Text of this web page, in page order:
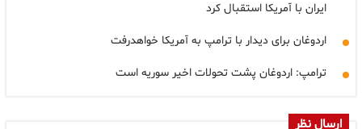
ایران با آمریکا استقبال کرد
اردوغان برای دیدار با ترامپ به آمریکا خواهدرفت
ترامپ: اردوغان پشت تحولات اخیر سوریه است
ارسال نظر